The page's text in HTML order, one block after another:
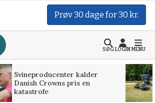
Prøv 30 dage for 30 kr.
SØGLOGINMENU
Svineproducenter kalder
Danish Crowns pris en
katastrofe